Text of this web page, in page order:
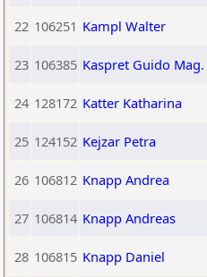
22 106251 Kampl Walter
23 106385 Kaspret Guido Mag.
24 128172 Katter Katharina
25 124152 Kejzar Petra
26 106812 Knapp Andrea
27 106814 Knapp Andreas
28 106815 Knapp Daniel